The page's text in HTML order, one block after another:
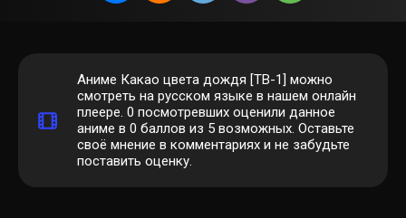
Аниме Какао цвета дождя [ТВ-1] можно
смотреть на русском языке в нашем онлайн
плеере. 0 посмотревших оценили данное
аниме в 0 баллов из 5 возможных. Оставьте
своё мнение в комментариях и не забудьте
поставить оценку.